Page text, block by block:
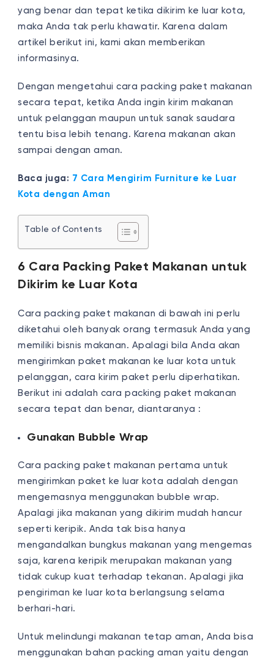
yang benar dan tepat ketika dikirim ke luar kota,
maka Anda tak perlu khawatir. Karena dalam
artikel berikut ini, kami akan memberikan
informasinya.
Dengan mengetahui cara packing paket makanan
secara tepat, ketika Anda ingin kirim makanan
untuk pelanggan maupun untuk sanak saudara
tentu bisa lebih tenang. Karena makanan akan
sampai dengan aman.
Baca juga: 7 Cara Mengirim Furniture ke Luar
Kota dengan Aman
Table of Contents
6 Cara Packing Paket Makanan untuk
Dikirim ke Luar Kota
Cara packing paket makanan di bawah ini perlu
diketahui oleh banyak orang termasuk Anda yang
memiliki bisnis makanan. Apalagi bila Anda akan
mengirimkan paket makanan ke luar kota untuk
pelanggan, cara kirim paket perlu diperhatikan.
Berikut ini adalah cara packing paket makanan
secara tepat dan benar, diantaranya :
Gunakan Bubble Wrap
Cara packing paket makanan pertama untuk
mengirimkan paket ke luar kota adalah dengan
mengemasnya menggunakan bubble wrap.
Apalagi jika makanan yang dikirim mudah hancur
seperti keripik. Anda tak bisa hanya
mengandalkan bungkus makanan yang mengemas
saja, karena keripik merupakan makanan yang
tidak cukup kuat terhadap tekanan. Apalagi jika
pengiriman ke luar kota berlangsung selama
berhari-hari.
Untuk melindungi makanan tetap aman, Anda bisa
menggunakan bahan packing aman yaitu dengan